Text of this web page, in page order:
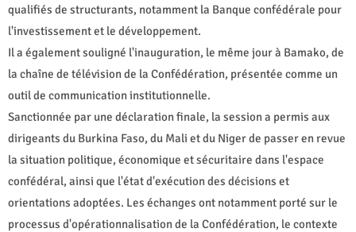
qualifiés de structurants, notamment la Banque confédérale pour
l'investissement et le développement.
Il a également souligné l'inauguration, le même jour à Bamako, de
la chaîne de télévision de la Confédération, présentée comme un
outil de communication institutionnelle.
Sanctionnée par une déclaration finale, la session a permis aux
dirigeants du Burkina Faso, du Mali et du Niger de passer en revue
la situation politique, économique et sécuritaire dans l'espace
confédéral, ainsi que l'état d'exécution des décisions et
orientations adoptées. Les échanges ont notamment porté sur le
processus d'opérationnalisation de la Confédération, le contexte